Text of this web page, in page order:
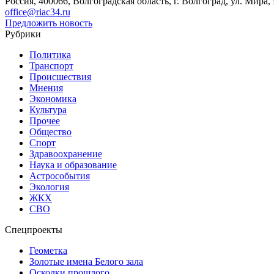
office@riac34.ru
Предложить новость
Рубрики
Политика
Транспорт
Происшествия
Мнения
Экономика
Культура
Прочее
Общество
Спорт
Здравоохранение
Наука и образование
Астрособытия
Экология
ЖКХ
СВО
Спецпроекты
Геометка
Золотые имена Белого зала